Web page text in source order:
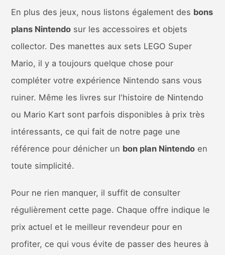
En plus des jeux, nous listons également des bons
plans Nintendosur les accessoires et objets
collector. Des manettes aux sets LEGO Super
Mario, il y a toujours quelque chose pour
compléter votre expérience Nintendo sans vous
ruiner. Même les livres sur l'histoire de Nintendo
ou Mario Kart sont parfois disponibles à prix très
intéressants, ce qui fait de notre page une
référence pour dénicher un bon plan Nintendoen
toute simplicité.
Pour ne rien manquer, il suffit de consulter
régulièrement cette page. Chaque offre indique le
prix actuel et le meilleur revendeur pour en
profiter, ce qui vous évite de passer des heures à